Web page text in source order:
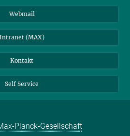
Webmail
Intranet (MAX)
Kontakt
Self Service
Planck-Gesellschaft